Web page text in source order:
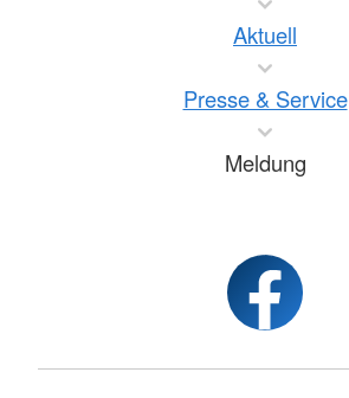
Aktuell
Presse & Service
Meldung